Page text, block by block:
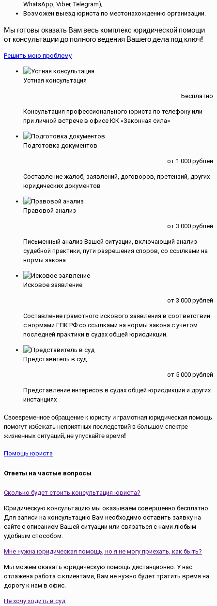
WhatsApp, Viber, Telegram);
Возможен выезд юриста по местонахождению организации.
Мы готовы оказать Вам весь комплекс юридической помощи
от консультации до полного ведения Вашего дела под ключ!
Решить мою проблему
Устная консультация
Бесплатно
Консультация профессионального юриста по телефону или
при личной встрече в офисе ЮК «Законная сила»
Подготовка документов
от 1 000 рублей
Составление жалоб, заявлений, договоров, претензий, других
юридических документов
Правовой анализ
от 3 000 рублей
Письменный анализ Вашей ситуации, включающий анализ
судебной практики, пути разрешения споров, со ссылками на
нормы закона
Исковое заявление
от 3 000 рублей
Составление грамотного искового заявления в соответствии
с нормами ГПК РФ со ссылками на нормы закона с учетом
последней практики в судах общей юрисдикции.
Представитель в суд
от 5 000 рублей
Представление интересов в судах общей юрисдикции и других
инстанциях
Своевременное обращение к юристу и грамотная юридическая помощь
помогут избежать неприятных последствий в большом спектре
жизненных ситуаций, не упускайте время!
Помощь юриста
Ответы на частые вопросы
Сколько будет стоить консультация юриста?
Юридическую консультацию мы оказываем совершенно бесплатно.
Для записи на консультацию Вам необходимо оставить заявку на
сайте с описанием Вашей ситуации или связаться с нами любым
удобным способом.
Мне нужна юридическая помощь, но я не могу приехать, как быть?
Мы можем оказать юридическую помощь дистанционно. У нас
отлажена работа с клиентами, Вам не нужно будет тратить время на
дорогу к нам в офис.
Не хочу ходить в суд